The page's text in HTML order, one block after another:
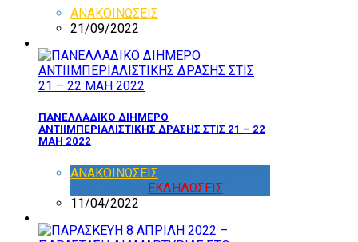
ΑΝΑΚΟΙΝΩΣΕΙΣ
21/09/2022
ΠΑΝΕΛΛΑΔΙΚΟ ΔΙΗΜΕΡΟ
ΑΝΤΙΙΜΠΕΡΙΑΛΙΣΤΙΚΗΣ ΔΡΑΣΗΣ ΣΤΙΣ 21 – 22
ΜΑΗ 2022
ΑΝΑΚΟΙΝΩΣΕΙΣ
ΕΚΔΗΛΩΣΕΙΣ
11/04/2022